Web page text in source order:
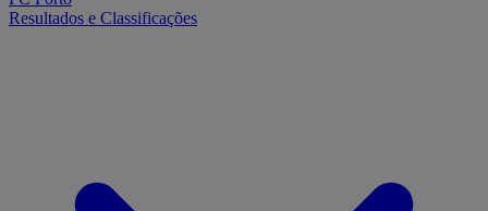
Resultados e Classificações